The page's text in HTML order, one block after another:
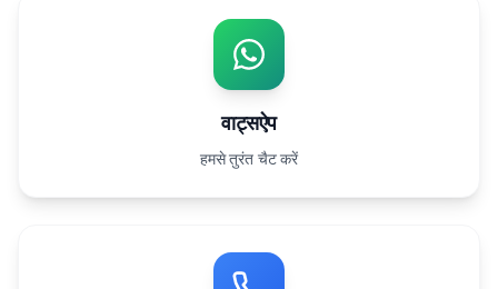
वाट्सऐप
हमसे तुरंत चैट करें